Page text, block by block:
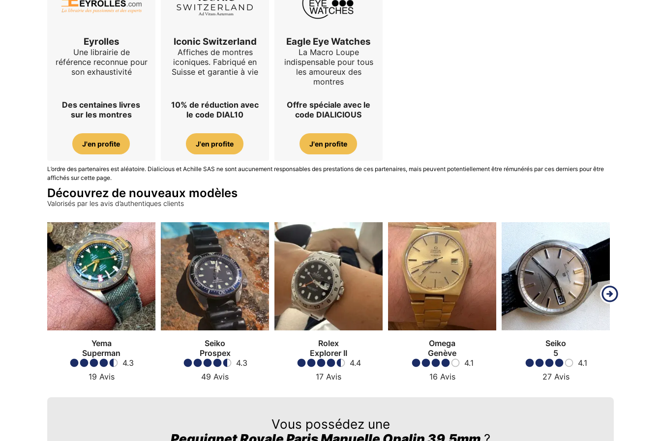
Eyrolles
Une librairie de
référence reconnue pour
son exhaustivité
Des centaines livres
sur les montres
J'en profite
Iconic Switzerland
Affiches de montres
iconiques. Fabriqué en
Suisse et garantie à vie
10% de réduction avec
le code DIAL10
J'en profite
Eagle Eye Watches
La Macro Loupe
indispensable pour tous
les amoureux des
montres
Offre spéciale avec le
code DIALICIOUS
J'en profite
L’ordre des partenaires est aléatoire. Dialicious et Achille SAS ne sont aucunement responsables des prestations de ces partenaires, mais peuvent potentiellement être rémunérés par ces derniers pour être
affichés sur cette page.
Découvrez de nouveaux modèles
Valorisés par les avis d’authentiques clients
Yema
Superman
4.3
19 Avis
Seiko
Prospex
4.3
49 Avis
Rolex
Explorer II
4.4
17 Avis
Omega
Genève
4.1
16 Avis
Seiko
5
4.1
27 Avis
Vous possédez une